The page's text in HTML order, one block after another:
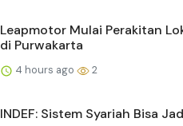
Leapmotor Mulai Perakitan
di Purwakarta
4 hours ago 2
INDEF: Sistem Syariah Bisa